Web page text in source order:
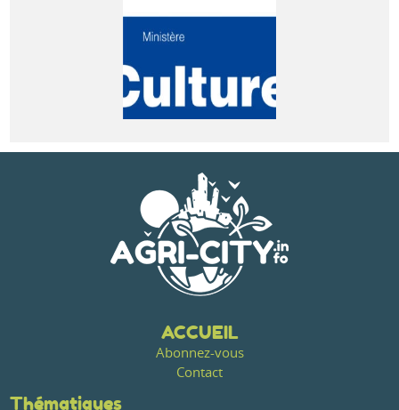
ACCUEIL
Abonnez-vous
Contact
Thématiques